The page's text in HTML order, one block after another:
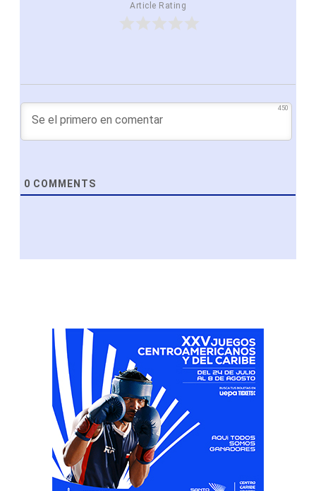
Article Rating
450
0 COMMENTS